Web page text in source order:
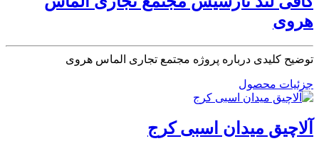
هروی
توضیح کلیدی درباره پروژه مجتمع تجاری الماس هروی
جزئیات محصول
آلاچیق میدان اسبی کرج